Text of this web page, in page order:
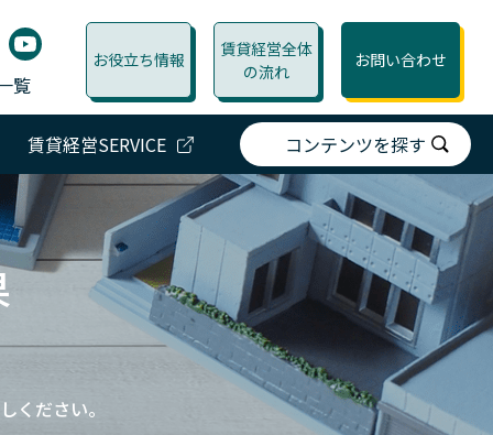
覧
お役立ち情報
賃貸経営全体
の流れ
お問い合わせ
賃貸経営SERVICE コンテンツを探す
ください。